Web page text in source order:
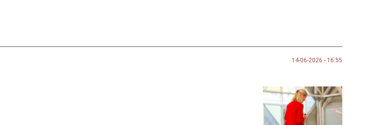
14-06-2026 - 16:55